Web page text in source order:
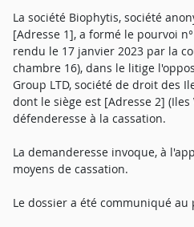
La société Biophytis, société
[Adresse 1], a formé le pourvoi
rendu le 17 janvier 2023 par la
chambre 16), dans le litige
Group LTD, société de droit des
dont le siège est [Adresse 2]
défenderesse à la cassation.
La demanderesse invoque, à
moyens de cassation.
Le dossier a été communiqué